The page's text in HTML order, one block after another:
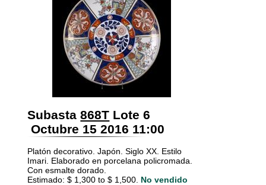
Subasta 868T Lote 6
Octubre 15 2016 11:00
Platón decorativo. Japón. Siglo XX. Estilo
Imari. Elaborado en porcelana policromada.
Con esmalte dorado.
Estimado: $ 1,300 to $ 1,500. No vendido